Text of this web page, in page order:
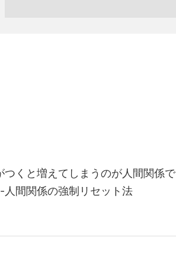
つくと増えてしまうのが人間関係で
間関係の強制リセット法